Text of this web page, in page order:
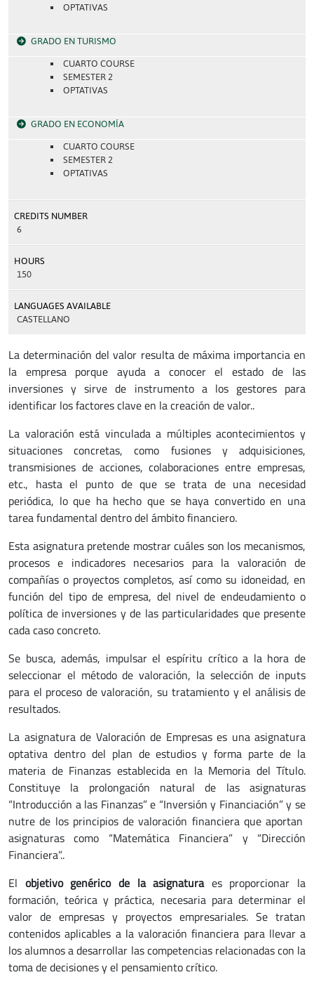
OPTATIVAS
GRADO EN TURISMO
CUARTO COURSE
SEMESTER 2
OPTATIVAS
GRADO EN ECONOMÍA
CUARTO COURSE
SEMESTER 2
OPTATIVAS
CREDITS NUMBER
6
HOURS
150
LANGUAGES AVAILABLE
CASTELLANO
La determinación del valor resulta de máxima importancia en
la empresa porque ayuda a conocer el estado de las
inversiones y sirve de instrumento a los gestores para
identificar los factores clave en la creación de valor..
La valoración está vinculada a múltiples acontecimientos y
situaciones concretas, como fusiones y adquisiciones,
transmisiones de acciones, colaboraciones entre empresas,
etc., hasta el punto de que se trata de una necesidad
periódica, lo que ha hecho que se haya convertido en una
tarea fundamental dentro del ámbito financiero.
Esta asignatura pretende mostrar cuáles son los mecanismos,
procesos e indicadores necesarios para la valoración de
compañías o proyectos completos, así como su idoneidad, en
función del tipo de empresa, del nivel de endeudamiento o
política de inversiones y de las particularidades que presente
cada caso concreto.
Se busca, además, impulsar el espíritu crítico a la hora de
seleccionar el método de valoración, la selección de inputs
para el proceso de valoración, su tratamiento y el análisis de
resultados.
La asignatura de Valoración de Empresas es una asignatura
optativa dentro del plan de estudios y forma parte de la
materia de Finanzas establecida en la Memoria del Título.
Constituye la prolongación natural de las asignaturas
“Introducción a las Finanzas” e “Inversión y Financiación” y se
nutre de los principios de valoración financiera que aportan
asignaturas como “Matemática Financiera” y “Dirección
Financiera”..
El objetivo genérico de la asignaturaes proporcionar la
formación, teórica y práctica, necesaria para determinar el
valor de empresas y proyectos empresariales. Se tratan
contenidos aplicables a la valoración financiera para llevar a
los alumnos a desarrollar las competencias relacionadas con la
toma de decisiones y el pensamiento crítico.